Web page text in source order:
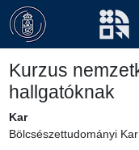
Kurzus
hallgatóknak
Kar
Bölcsészettudományi Kar